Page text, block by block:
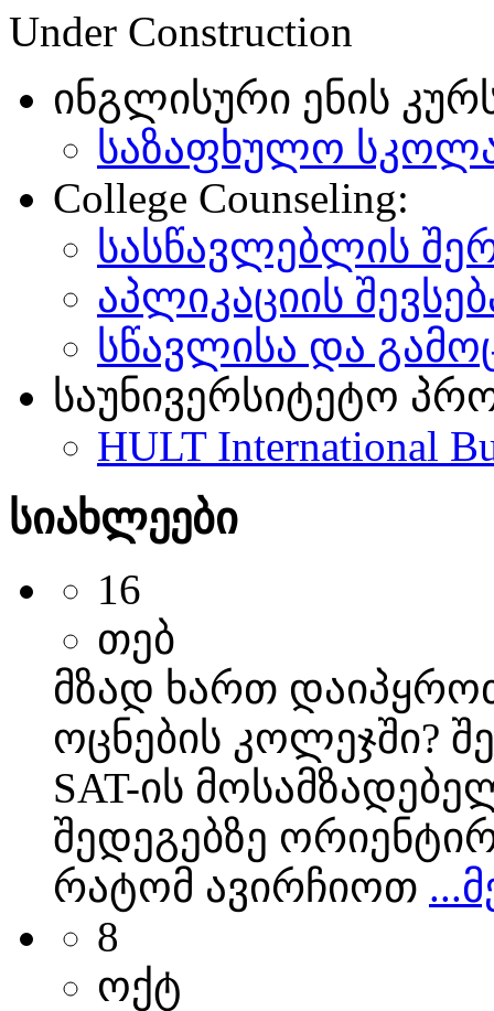
Under Construction
ინგლისური ენის
საზაფხულო
College Counseling:
სასწავლებლის
აპლიკაციის
სწავლისა და
საუნივერსიტეტო
HULT International
სიახლეები
16
თებ
მზად ხართ
ოცნების კოლეჯში?
SAT-ის
შედეგებზე
რატომ ავირჩიოთ
8
ოქტ